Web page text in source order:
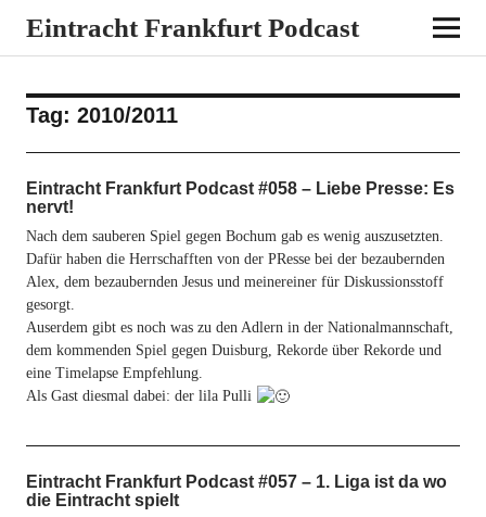
Eintracht Frankfurt Podcast
Tag: 2010/2011
Eintracht Frankfurt Podcast #058 – Liebe Presse: Es
nervt!
Nach dem sauberen Spiel gegen Bochum gab es wenig auszusetzten.
Dafür haben die Herrschafften von der PResse bei der bezaubernden
Alex, dem bezaubernden Jesus und meinereiner für Diskussionsstoff
gesorgt.
Auserdem gibt es noch was zu den Adlern in der Nationalmannschaft,
dem kommenden Spiel gegen Duisburg, Rekorde über Rekorde und
eine Timelapse Empfehlung.
Als Gast diesmal dabei: der lila Pulli
Eintracht Frankfurt Podcast #057 – 1. Liga ist da wo
die Eintracht spielt